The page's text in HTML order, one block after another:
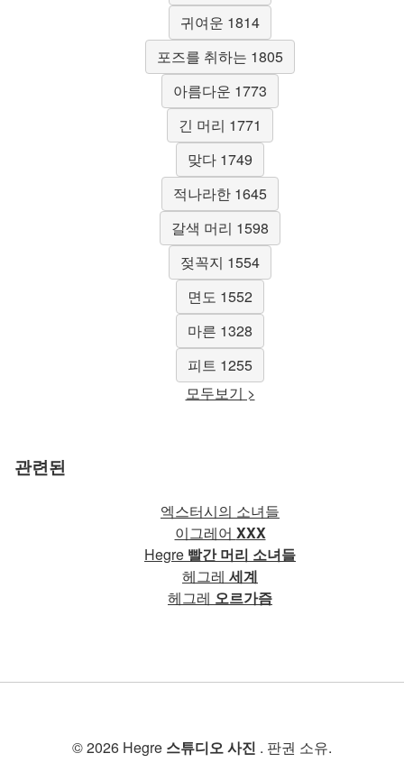
귀여운 1814
포즈를 취하는 1805
아름다운 1773
긴 머리 1771
맞다 1749
적나라한 1645
갈색 머리 1598
젖꼭지 1554
면도 1552
마른 1328
피트 1255
모두보기 >
관련된
엑스터시의 소녀들
이그레어 XXX
Hegre 빨간 머리 소녀들
헤그레 세계
헤그레 오르가즘
© 2026 Hegre 스튜디오 사진 . 판권 소유.